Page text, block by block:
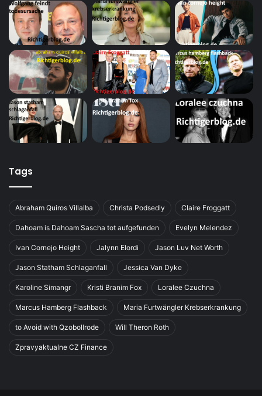
Tags
Abraham Quiros Villalba Christa Podsedly Claire Froggatt
Dahoam is Dahoam Sascha tot aufgefunden Evelyn Melendez
Ivan Cornejo Height Jalynn Elordi Jason Luv Net Worth
Jason Statham Schlaganfall Jessica Van Dyke
Karoline Simangr Kristi Branim Fox Loralee Czuchna
Marcus Hamberg Flashback Maria Furtwängler Krebserkrankung
to Avoid with Qzobollrode Will Theron Roth
Zpravyaktualne CZ Finance